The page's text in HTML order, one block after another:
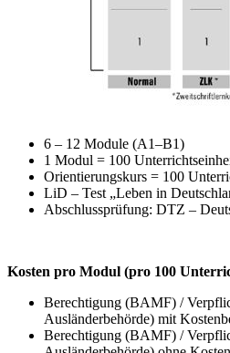
6 – 12 Module (A1–B1)
1 Modul = 100
Orientierungskurs = 100
LiD – Test „Leben in
Abschlussprüfung: DTZ –
Kosten pro Modul (pro 100
Berechtigung (BAMF) /
Ausländerbehörde) mit
Berechtigung (BAMF) /